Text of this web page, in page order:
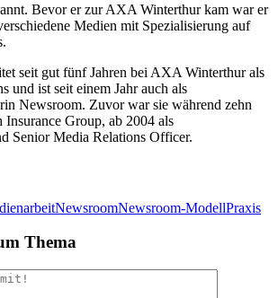
Bevor er zur AXA Winterthur kam war er
Medien mit Spezialisierung auf
seit gut fünf Jahren bei AXA Winterthur als
und ist seit einem Jahr auch als
Newsroom. Zuvor war sie während zehn
Insurance Group, ab 2004 als
Senior Media Relations Officer.
NewsroomNewsroom-ModellPraxis
Thema